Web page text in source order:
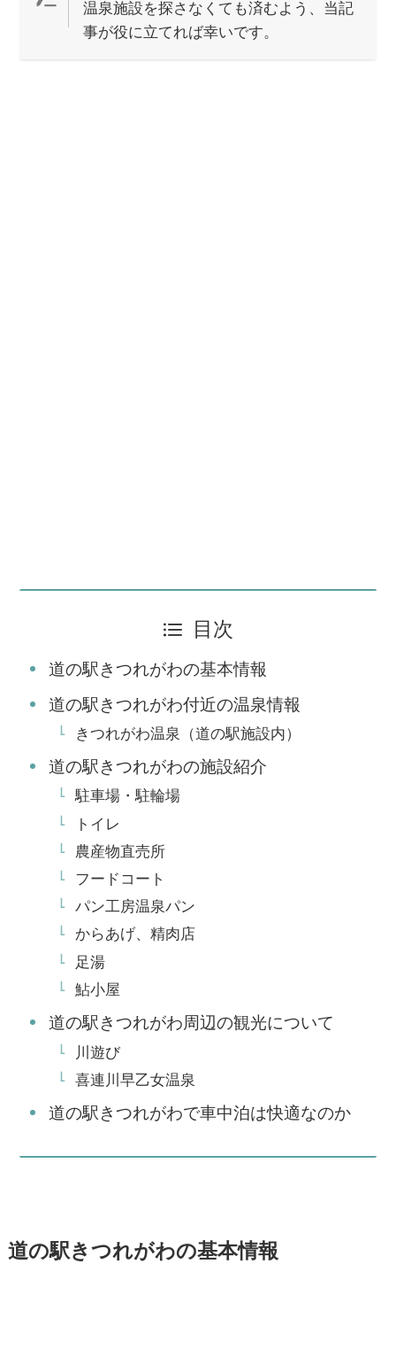
温泉施設を探さなくても済むよう、当記
事が役に立てれば幸いです。
目次
道の駅きつれがわの基本情報
道の駅きつれがわ付近の温泉情報
きつれがわ温泉（道の駅施設内）
道の駅きつれがわの施設紹介
駐車場・駐輪場
トイレ
農産物直売所
フードコート
パン工房温泉パン
からあげ、精肉店
足湯
鮎小屋
道の駅きつれがわ周辺の観光について
川遊び
喜連川早乙女温泉
道の駅きつれがわで車中泊は快適なのか
道の駅きつれがわの基本情報